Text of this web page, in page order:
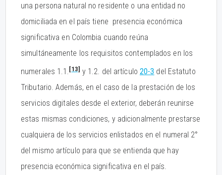
una persona natural no residente o una entidad no
domiciliada en el país tiene presencia económica
significativa en Colombia cuando reúna
simultáneamente los requisitos contemplados en los
numerales 1.1. [13] y 1.2. del artículo 20-3 del Estatuto
Tributario. Además, en el caso de la prestación de los
servicios digitales desde el exterior, deberán reunirse
estas mismas condiciones, y adicionalmente prestarse
cualquiera de los servicios enlistados en el numeral 2°
del mismo artículo para que se entienda que hay
presencia económica significativa en el país.